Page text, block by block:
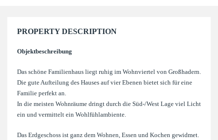
PROPERTY DESCRIPTION
Objektbeschreibung
Das schöne Familienhaus liegt ruhig im Wohnviertel von Großhadern.
Die gute Aufteilung des Hauses auf vier Ebenen bietet sich für eine
Familie perfekt an.
In die meisten Wohnräume dringt durch die Süd-/West Lage viel Licht
ein und vermittelt ein Wohlfühlambiente.
Das Erdgeschoss ist ganz dem Wohnen, Essen und Kochen gewidmet.